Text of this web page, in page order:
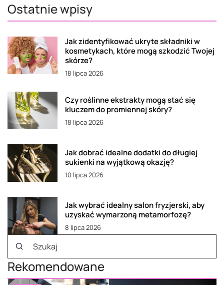
Ostatnie wpisy
Jak zidentyfikować ukryte składniki w
kosmetykach, które mogą szkodzić Twojej
skórze?
18 lipca 2026
Czy roślinne ekstrakty mogą stać się
kluczem do promiennej skóry?
18 lipca 2026
Jak dobrać idealne dodatki do długiej
sukienki na wyjątkową okazję?
10 lipca 2026
Jak wybrać idealny salon fryzjerski, aby
uzyskać wymarzoną metamorfozę?
8 lipca 2026
Rekomendowane